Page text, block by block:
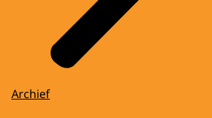
Archief